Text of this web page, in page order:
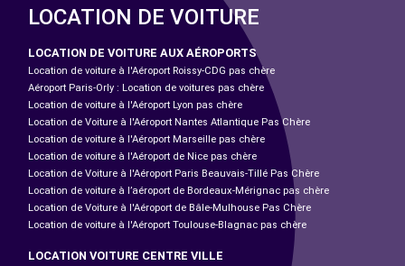
LOCATION DE VOITURE
LOCATION DE VOITURE AUX AÉROPORTS
Location de voiture à l'Aéroport Roissy-CDG pas chère
Aéroport Paris-Orly : Location de voitures pas chère
Location de voiture à l'Aéroport Lyon pas chère
Location de Voiture à l'Aéroport Nantes Atlantique Pas Chère
Location de voiture à l'Aéroport Marseille pas chère
Location de voiture à l'Aéroport de Nice pas chère
Location de Voiture à l'Aéroport Paris Beauvais-Tillé Pas Chère
Location de voiture à l’aéroport de Bordeaux-Mérignac pas chère
Location de Voiture à l'Aéroport de Bâle-Mulhouse Pas Chère
Location de voiture à l'Aéroport Toulouse-Blagnac pas chère
LOCATION VOITURE CENTRE VILLE